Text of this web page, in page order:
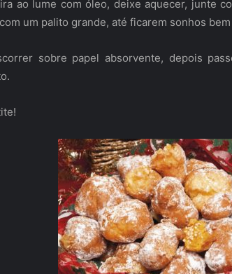
ao lume com óleo, deixe aquecer, junte
um palito grande, até ficarem sonhos
sobre papel absorvente, depois